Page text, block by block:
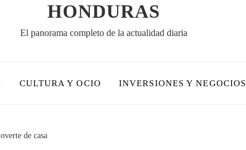
HONDURAS
El panorama completo de la actualidad diaria
CULTURA Y OCIO INVERSIONES Y NEGOCIOS
de casa